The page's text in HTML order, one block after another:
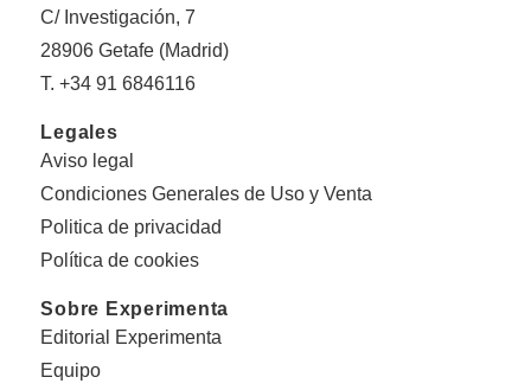
C/ Investigación, 7
28906 Getafe (Madrid)
T. +34 91 6846116
Legales
Aviso legal
Condiciones Generales de Uso y Venta
Politica de privacidad
Política de cookies
Sobre Experimenta
Editorial Experimenta
Equipo